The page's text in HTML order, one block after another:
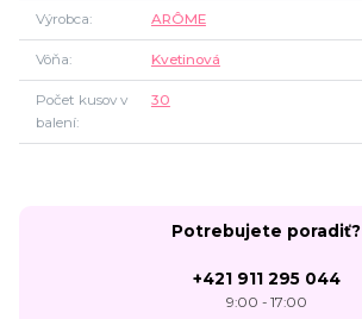
Výrobca ARÔME
Vôňa Kvetinová
Počet kusov v
balení
30
Potrebujete poradiť?
+421 911 295 044
9:00 - 17:00